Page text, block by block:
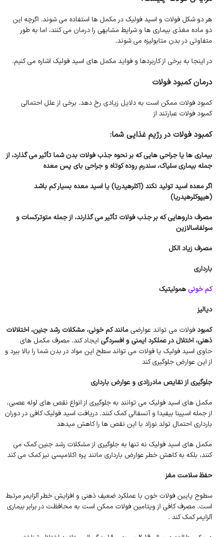
هر دو شکل فولات و اسید فولیک در مکمل ها استفاده می شوند. اگرچه این
دو ماده مغذی بیماری ها و شرایط مشابهی را درمان می کنند، اما به طور
متفاوتی در بدن متابولیزه می شوند.
در اینجا به برخی از کاربردها و فواید مکمل های اسید فولیک اشاره می کنیم.
درمان کمبود فولات
کمبود فولات ممکن است به دلایل زیادی رخ دهد. برخی از علل احتمالی
کمبود فولات عبارتند از
کمبود فولات در رژیم غذایی شما:
بیماری ها یا جراحی هایی که بر نحوه جذب فولات بدن شما تأثیر می گذارد، از
جمله بیماری سلیاک، سندرم روده کوتاه و جراحی بای پس معده
اگر معده اسید تولید نکند (آکلرهیدریا) یا اسید معده بسیار کم باشد
(هیپوکلرهیدریا)
مصرف داروهایی که بر جذب فولات تأثیر می گذارند، از جمله متوترکسات و
سولفاسالازین
مصرف زیاد الکل
بارداری
کم خونیهمولیتیک
دیالیز
کمبودفولات می تواند عوارضی مانند کم خونی، مشکلات رشد جنین، اختلالات
ذهنی، اختلال در عملکرد ایمنی و افسردگی ایجاد کند. مصرف مکمل های
حاوی اسید فولیک یا فولات می تواند سطح این مواد در بدن شما را بالا ببرد و
از این عوارض جلوگیری کند
جلوگیری از نقایص مادرزادی و عوارض بارداری
مکمل های اسید فولیک می توانند به جلوگیری از انواع نقص های لوله عصبی،
از جمله اسپینا بیفیدا و آنسفالی کمک کنند. دریافت اسید فولیک کافی در دوران
بارداری احتمال تولد نوزاد با این نقص ها را کاهش میدهد
مکمل های اسید فولیک نه تنها به جلوگیری از مشکلات رشد جنین کمک می
کنند، بلکه به کاهش خطر عوارض بارداری مانند پره اکلامپسی نیز کمک می کند
حفظ سلامت مغز
سطوح پایین فولات خون با عملکرد ضعیف ذهنی و افزایش خطر آلزایمر مرتبط
است. مصرف کافی از ویتامین فولات ممکن است به محافظت در برابر بیماری
آلزایمر کمک کند .